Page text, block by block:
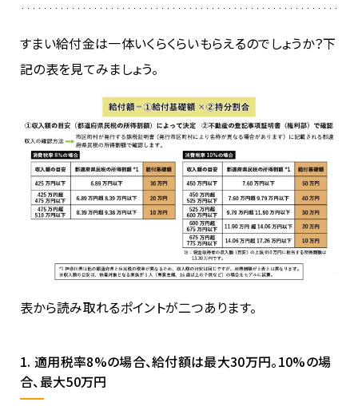
すまい給付金は一体いくらくらいもらえるのでしょうか？下
記の表を見てみましょう。
表から読み取れるポイントが二つあります。
1. 適用税率8%の場合、給付額は最大30万円。10%の場
合、最大50万円